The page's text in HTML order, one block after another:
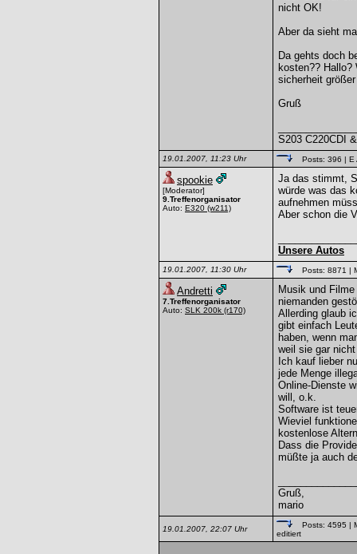
nicht OK!
Aber da sieht
Da gehts doch
kosten??
sicherheit
Gruß
S203 C220CDI
19.01.2007, 11:23 Uhr Posts: 396 | E
spookie
[Moderator]
9.Treffenorganisator
Auto: E320 (w211)
Ja das stimmt,
würde was das
aufnehmen
Aber schon die
Unsere Autos
19.01.2007, 11:30 Uhr Posts: 8871 |
Andretti
7.Treffenorganisator
Auto: SLK 200k (r170)
Musik und
niemanden
Allerding glaub
gibt einfach
haben, wenn
weil sie gar
Ich kauf lieber
jede Menge
Online-Dienste
will, o.k.
Software ist
Wieviel
kostenlose
Dass die
müßte ja auch
Gruß,
mario
19.01.2007, 22:07 Uhr Posts: 4595 |
editiert